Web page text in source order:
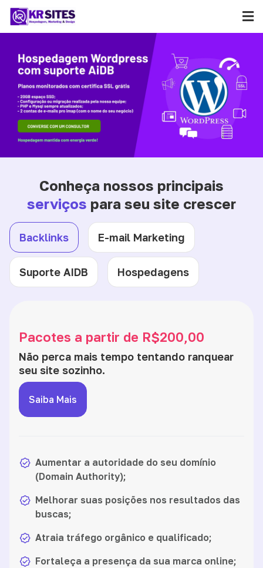
Conheça nossos principais
serviços para seu site crescer
Backlinks E-mail Marketing
Suporte AIDB Hospedagens
Pacotes a partir de R$200,00
Não perca mais tempo tentando ranquear
seu site sozinho.
Saiba Mais
Aumentar a autoridade do seu domínio
(Domain Authority);
Melhorar suas posições nos resultados das
buscas;
Atraia tráfego orgânico e qualificado;
Fortaleça a presença da sua marca online;